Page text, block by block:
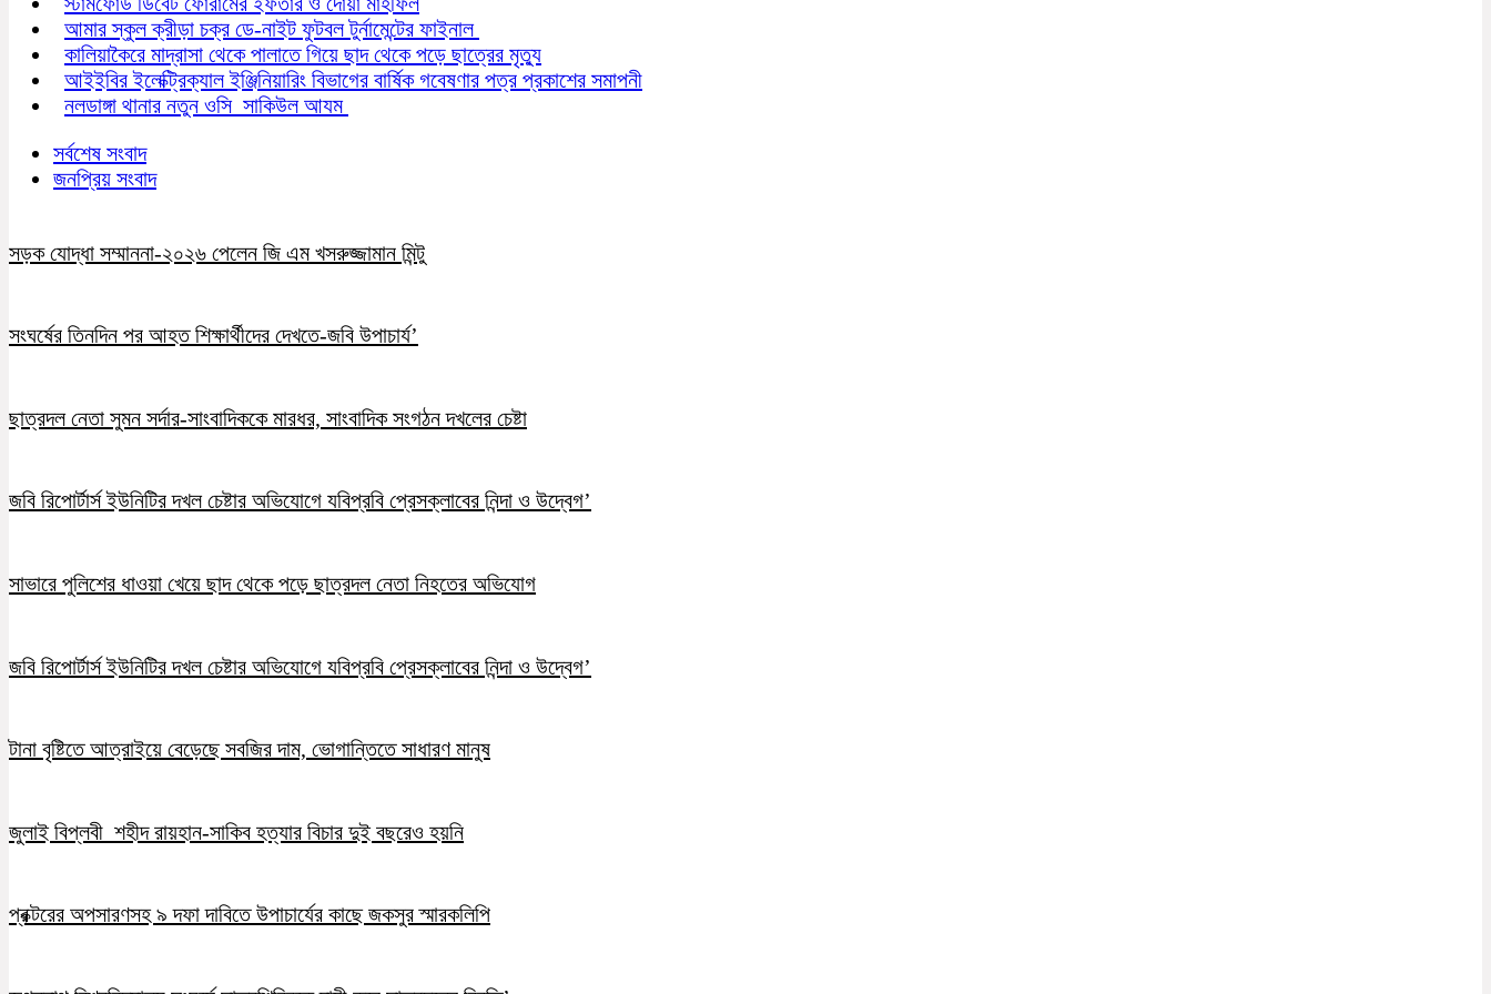
আমার স্কুল ক্রীড়া চক্র ডে-নাইট ফুটবল টুর্নামেন্টের ফাইনাল
কালিয়াকৈরে মাদ্রাসা থেকে পালাতে গিয়ে ছাদ থেকে পড়ে ছাত্রের মৃত্যু
আইইবির ইলেক্ট্রিক্যাল ইঞ্জিনিয়ারিং বিভাগের বার্ষিক গবেষণার পত্র প্রকাশের সমাপনী
নলডাঙ্গা থানার নতুন ওসি সাকিউল আযম
সর্বশেষ সংবাদ
জনপ্রিয় সংবাদ
সড়ক যোদ্ধা সম্মাননা-২০২৬ পেলেন জি এম খসরুজ্জামান মিন্টু
সংঘর্ষের তিনদিন পর আহত শিক্ষার্থীদের দেখতে-জবি উপাচার্য’
ছাত্রদল নেতা সুমন সর্দার-সাংবাদিককে মারধর, সাংবাদিক সংগঠন দখলের চেষ্টা
জবি রিপোর্টার্স ইউনিটির দখল চেষ্টার অভিযোগে যবিপ্রবি প্রেসক্লাবের নিন্দা ও উদ্বেগ’
সাভারে পুলিশের ধাওয়া খেয়ে ছাদ থেকে পড়ে ছাত্রদল নেতা নিহতের অভিযোগ
জবি রিপোর্টার্স ইউনিটির দখল চেষ্টার অভিযোগে যবিপ্রবি প্রেসক্লাবের নিন্দা ও উদ্বেগ’
টানা বৃষ্টিতে আত্রাইয়ে বেড়েছে সবজির দাম, ভোগান্তিতে সাধারণ মানুষ
জুলাই বিপ্লবী শহীদ রায়হান-সাকিব হত্যার বিচার দুই বছরেও হয়নি
প্রক্টরের অপসারণসহ ৯ দফা দাবিতে উপাচার্যের কাছে জকসুর স্মারকলিপি